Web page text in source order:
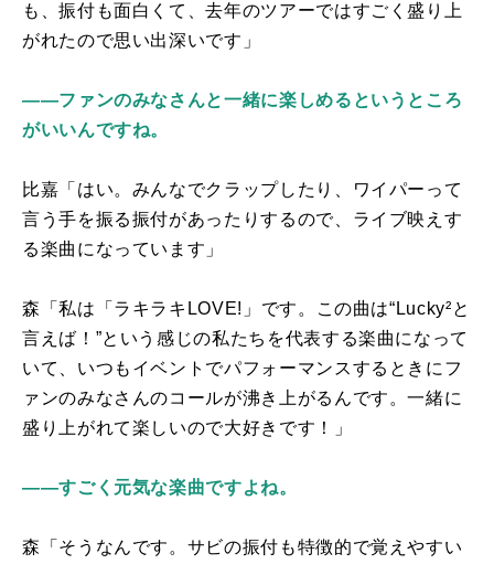
も、振付も面白くて、去年のツアーではすごく盛り上
がれたので思い出深いです」
――ファンのみなさんと一緒に楽しめるというところ
がいいんですね。
比嘉「はい。みんなでクラップしたり、ワイパーって
言う手を振る振付があったりするので、ライブ映えす
る楽曲になっています」
森「私は「ラキラキ LOVE! 」です。この曲は“ Lucky²と
言えば！”という感じの私たちを代表する楽曲になって
いて、いつもイベントでパフォーマンスするときにフ
ァンのみなさんのコールが沸き上がるんです。一緒に
盛り上がれて楽しいので大好きです！」
――すごく元気な楽曲ですよね。
森「そうなんです。サビの振付も特徴的で覚えやすい